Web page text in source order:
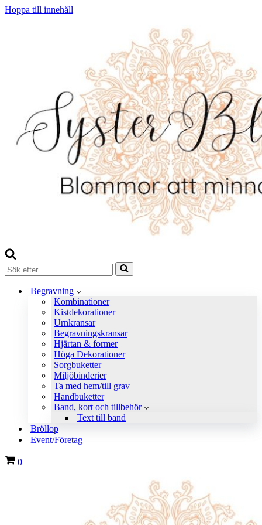
Hoppa till innehåll
Sök
efter
Begravning
Kombinationer
Kistdekorationer
Urnkransar
Begravningskransar
Hjärtan & former
Höga Dekorationer
Sorgbuketter
Miljöbinderier
Ta med hem/till grav
Handbuketter
Band, kort och tillbehör
Text till band
Bröllop
Event/Företag
Varukorg
0